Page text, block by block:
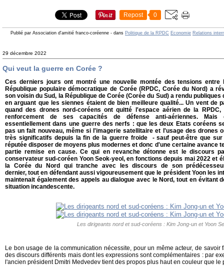
Repost 0
Publié par Association d'amitié franco-coréenne - dans Politique de la RPDC Economie Relations
29 décembre 2022
Qui veut la guerre en Corée ?
Ces derniers jours ont montré une nouvelle montée des tensions
République populaire démocratique de Corée (RPDC, Corée du Nord) a
son voisin du Sud, la République de Corée (Corée du Sud) a rendu
en arguant que les siennes étaient de bien meilleure qualité... Un vent de
quand des drones nord-coréens ont quitté l'espace aérien de la
renforcement de ses capacités de défense anti-aériennes. Mais
essentiellement dans une guerre des nerfs : que les deux Etats coréens
pas un fait nouveau, même si l'imagerie satellitaire et l'usage des drones
très significatifs depuis la fin de la guerre froide - sauf peut-être que
réputée disposer de moyens plus modernes et donc d'une certaine avance
partie remise en cause. Ce qui en revanche détonne est le discours
conservateur sud-coréen Yoon Seok-yeol, en fonctions depuis mai 2022 et
la Corée du Nord qui tranche avec les discours de son
dernier, tout en défendant aussi vigoureusement que le président Yoon les
maintenait également des appels au dialogue avec le Nord, tout en évitant
situation incandescente.
Les dirigeants nord et sud-coréens : Kim Jong-un et Yoon
Le bon usage de la communication nécessite, pour un même acteur, de savoir
des discours différents mais dont les expressions sont complémentaires : par
l'ancien président Dmitri Medvedev tient des propos plus haut en couleur que